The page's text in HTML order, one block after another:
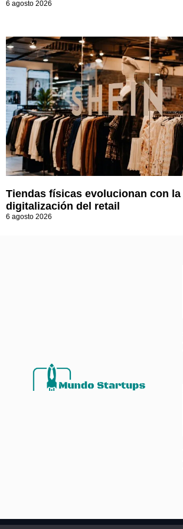
6 agosto 2026
Tiendas físicas evolucionan con la
digitalización del retail
6 agosto 2026